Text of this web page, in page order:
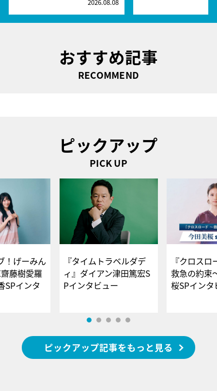
2026.08.08
おすすめ記事
RECOMMEND
ピックアップ
PICK UP
！げーみん
藤樹愛羅
SPインタ
『タイムトラベルダデ
ィ』ダイアン津田篤宏S
Pインタビュー
『クロス
救急の約束
桜SPイ
ピックアップ記事をもっと見る